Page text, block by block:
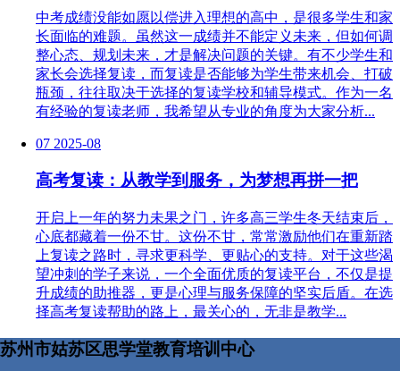
中考成绩没能如愿以偿进入理想的高中，是很多学生和家
长面临的难题。虽然这一成绩并不能定义未来，但如何调
整心态、规划未来，才是解决问题的关键。有不少学生和
家长会选择复读，而复读是否能够为学生带来机会、打破
瓶颈，往往取决于选择的复读学校和辅导模式。作为一名
有经验的复读老师，我希望从专业的角度为大家分析...
07 2025-08
高考复读：从教学到服务，为梦想再拼一把
开启上一年的努力未果之门，许多高三学生冬天结束后，
心底都藏着一份不甘。这份不甘，常常激励他们在重新踏
上复读之路时，寻求更科学、更贴心的支持。对于这些渴
望冲刺的学子来说，一个全面优质的复读平台，不仅是提
升成绩的助推器，更是心理与服务保障的坚实后盾。在选
择高考复读帮助的路上，最关心的，无非是教学...
苏州市姑苏区思学堂教育培训中心